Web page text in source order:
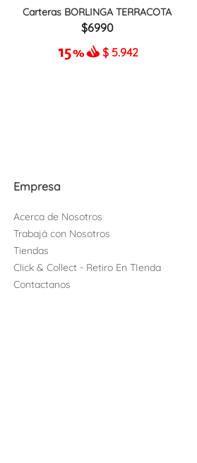
Carteras BORLINGA TERRACOTA
6990
$ 5.942
Empresa
Acerca de Nosotros
Trabajá con Nosotros
Tiendas
Click & Collect - Retiro En TIenda
Contactanos